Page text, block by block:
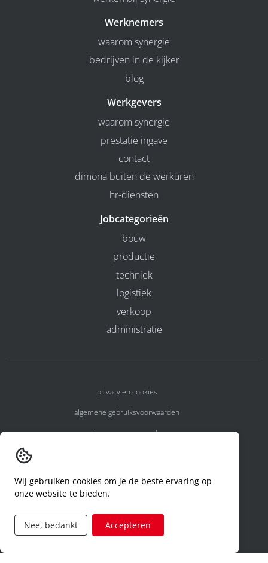
Werknemers
waarom synergie
bedrijven in de kijker
blog
Werkgevers
waarom synergie
prestatie ingave
contact
dimona buiten de werkuren
hr-diensten
Jobcategorieën
bouw
productie
techniek
logistiek
verkoop
administratie
privacy en cookies
algemene gebruiksvoorwaarden
algemene voorwaarden
code of conduct
aanvraag rechten ivm privacy
Wij gebruiken cookies om je de beste ervaring op
onze website te bieden.
Nee, bedankt Accepteren